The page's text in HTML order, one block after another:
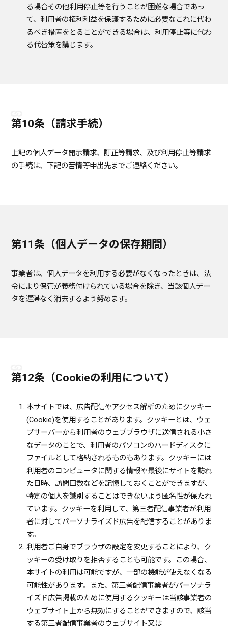
る場合その他利用停止等を行うことが困難な場合であっ
て、利用者の権利利益を保護するために必要なこれに代わ
るべき措置をとることができる場合は、利用停止等に代わ
る代替策を講じます。
第10条（請求手続）
上記の個人データ開示請求、訂正等請求、及び利用停止等請求
の手続は、下記の苦情等申出先までご連絡ください。
第11条（個人データの保存期間）
事業者は、個人データを利用する必要がなくなったときは、法
令により保管が義務付けられている場合を除き、当該個人デー
タを遅滞なく消去するよう努めます。
第12条（Cookieの利用について）
本サイトでは、広告配信やアクセス解析のためにクッキー
(Cookie)を使用することがあります。クッキーとは、ウェ
ブサーバーから利用者のウェブブラウザに送信される小さ
なデータのことで、利用者のパソコンのハードディスクに
ファイルとして格納されるものもあります。クッキーには
利用者のコンピュータに関する情報や最後にサイトを訪れ
た日時、訪問回数などを記憶しておくことができますが、
特定の個人を識別することはできないよう匿名性が保たれ
ています。クッキーを利用して、第三者配信事業者が利用
者に対してパーソナライズド広告を配信することがありま
す。
利用者ご自身でブラウザの設定を変更することにより、ク
ッキーの受け取りを拒否することも可能です。この場合、
本サイトの利用は可能ですが、一部の機能が使えなくなる
可能性があります。また、第三者配信事業者がパーソナラ
イズド広告掲載のために使用するクッキーは当該事業者の
ウェブサイト上から無効にすることができますので、該当
する第三者配信事業者のウェブサイト又は